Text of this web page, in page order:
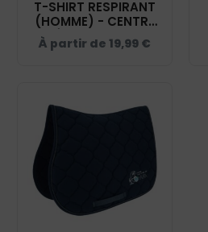
T-SHIRT RESPIRANT
(HOMME) - CENTRE
ÉQUESTRE DE
CHALAIN - NAVY -
À partir de 19,99 €